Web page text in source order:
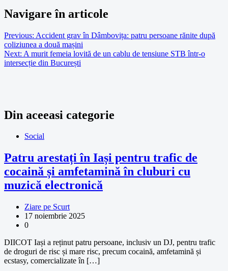
Navigare în articole
Previous: Accident grav în Dâmbovița: patru persoane rănite după
coliziunea a două mașini
Next: A murit femeia lovită de un cablu de tensiune STB într-o
intersecție din București
Din aceeasi categorie
Social
Patru arestați în Iași pentru trafic de
cocaină și amfetamină în cluburi cu
muzică electronică
Ziare pe Scurt
17 noiembrie 2025
0
DIICOT Iași a reținut patru persoane, inclusiv un DJ, pentru trafic
de droguri de risc și mare risc, precum cocaină, amfetamină și
ecstasy, comercializate în […]